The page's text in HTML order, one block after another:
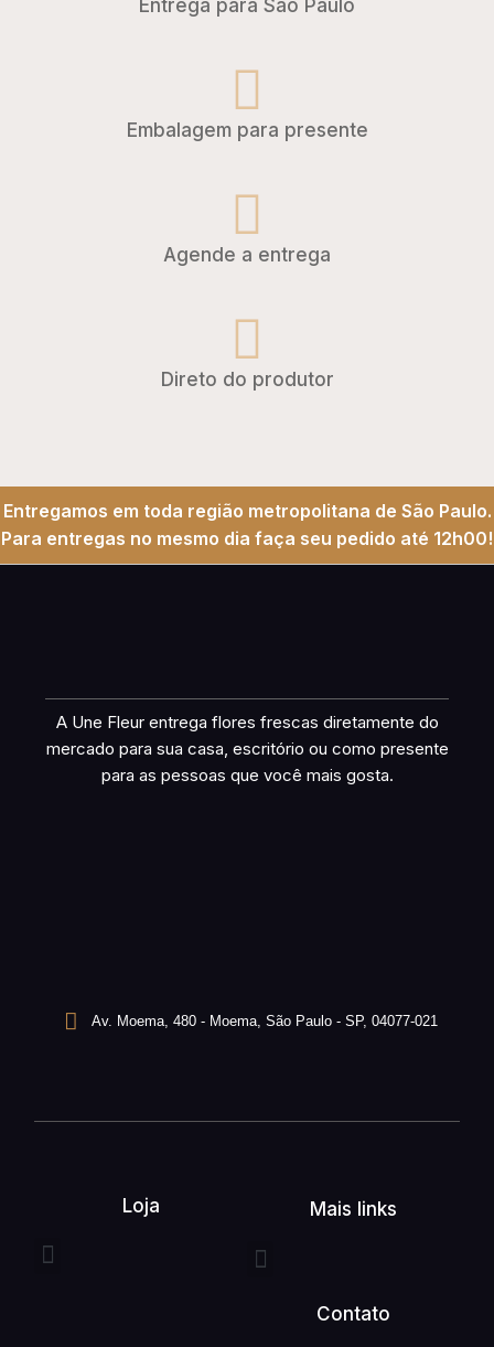
Entrega para São Paulo
Embalagem para presente
Agende a entrega
Direto do produtor
Entregamos em toda região metropolitana de São Paulo.
Para entregas no mesmo dia faça seu pedido até 12h00!
A Une Fleur entrega flores frescas diretamente do
mercado para sua casa, escritório ou como presente
para as pessoas que você mais gosta.
Av. Moema, 480 - Moema, São Paulo - SP, 04077-021
Loja Mais links
Contato